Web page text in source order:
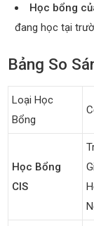
Học bổng
đang học tại
Bảng So
Loại Học
Bổng
Học Bổng
CIS